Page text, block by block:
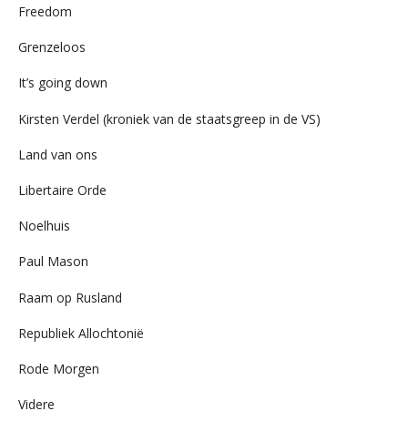
Freedom
Grenzeloos
It’s going down
Kirsten Verdel (kroniek van de staatsgreep in de VS)
Land van ons
Libertaire Orde
Noelhuis
Paul Mason
Raam op Rusland
Republiek Allochtonië
Rode Morgen
Videre